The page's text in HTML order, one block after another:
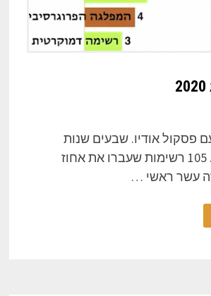
פסקול אודיו. שבעים שנות
בחירות לכנסת. 105 רשימות שעברו את אחוז
עשר ראשי …